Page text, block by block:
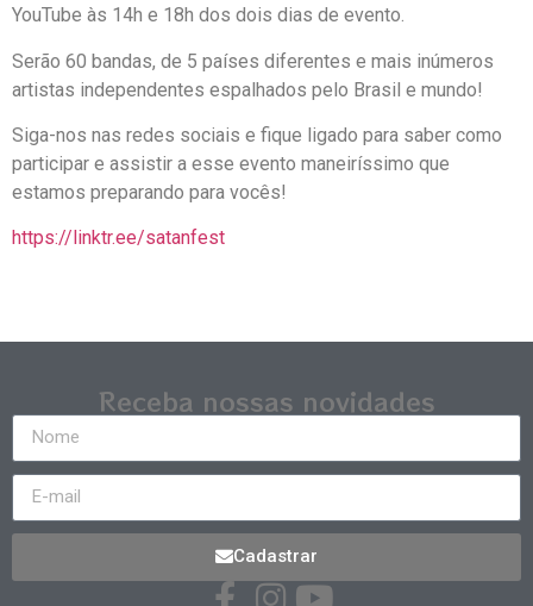
YouTube às 14h e 18h dos dois dias de evento.
Serão 60 bandas, de 5 países diferentes e mais inúmeros
artistas independentes espalhados pelo Brasil e mundo!
Siga-nos nas redes sociais e fique ligado para saber como
participar e assistir a esse evento maneiríssimo que
estamos preparando para vocês!
https://linktr.ee/satanfest
Receba nossas novidades
Cadastrar